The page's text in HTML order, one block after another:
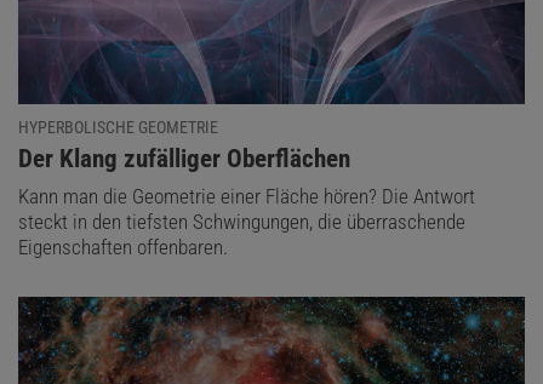
HYPERBOLISCHE GEOMETRIE
:
Der Klang zufälliger Oberflächen
Kann man die Geometrie einer Fläche hören? Die Antwort
steckt in den tiefsten Schwingungen, die überraschende
Eigenschaften offenbaren.